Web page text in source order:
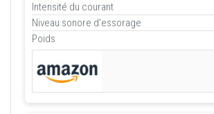
Intensité du courant
Niveau sonore d’essorage
Poids